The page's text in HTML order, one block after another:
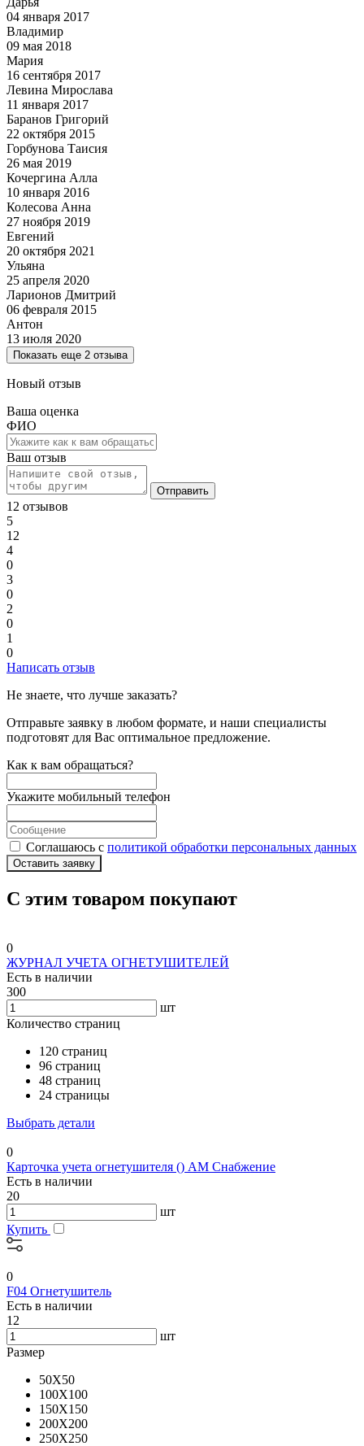
04 января 2017
Владимир
09 мая 2018
Мария
16 сентября 2017
Левина Мирослава
11 января 2017
Баранов Григорий
22 октября 2015
Горбунова Таисия
26 мая 2019
Кочергина Алла
10 января 2016
Колесова Анна
27 ноября 2019
Евгений
20 октября 2021
Ульяна
25 апреля 2020
Ларионов Дмитрий
06 февраля 2015
Антон
13 июля 2020
Показать еще 2 отзыва
Новый отзыв
Ваша оценка
ФИО
Ваш отзыв
Отправить
12 отзывов
5
12
4
0
3
0
2
0
1
0
Написать отзыв
Не знаете, что лучше заказать?
Отправьте заявку в любом формате, и наши специалисты
подготовят для Вас оптимальное предложение.
Как к вам обращаться?
Укажите мобильный телефон
Соглашаюсь с политикой обработки персональных данных
Оставить заявку
С этим товаром покупают
0
ЖУРНАЛ УЧЕТА ОГНЕТУШИТЕЛЕЙ
Есть в наличии
300
шт
Количество страниц
120 страниц
96 страниц
48 страниц
24 страницы
Выбрать детали
0
Карточка учета огнетушителя () АМ Снабжение
Есть в наличии
20
шт
Купить
0
F04 Огнетушитель
Есть в наличии
12
шт
Размер
50X50
100X100
150X150
200X200
250X250